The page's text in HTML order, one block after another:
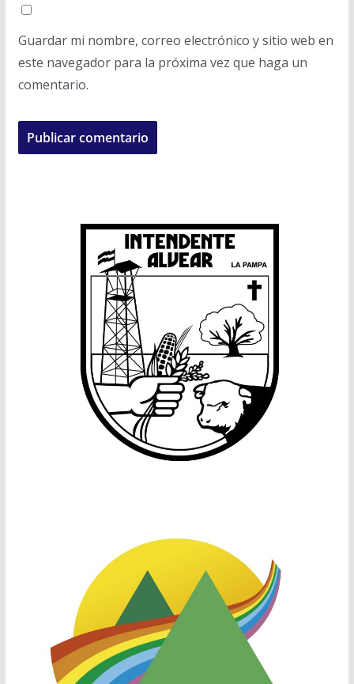
Guardar mi nombre, correo electrónico y sitio web en
este navegador para la próxima vez que haga un
comentario.